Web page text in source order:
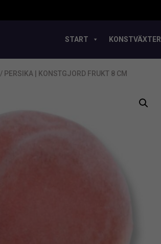
START KONSTVÄXTER
/ PERSIKA | KONSTGJORD FRUKT 8 CM